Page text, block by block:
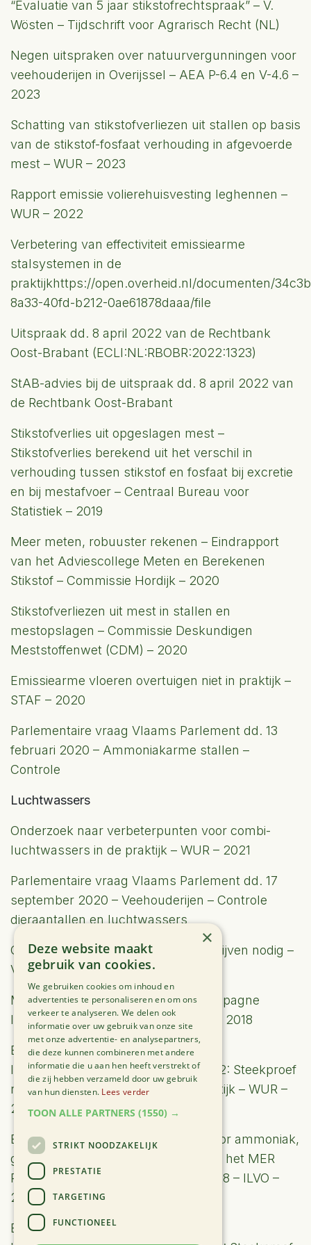
“Evaluatie van 5 jaar stikstofrechtspraak” – V.
Wösten – Tijdschrift voor Agrarisch Recht (NL)
Ne­gen uit­spra­ken over na­tuur­ver­gun­nin­gen voor
vee­hou­de­rij­en in Over­ijs­sel – AEA P-6.4 en V-4.6 –
2023
Schatting van stikstofverliezen uit stallen op basis
van de stikstof-fosfaat verhouding in afgevoerde
mest – WUR – 2023
Rapport emissie volierehuisvesting leghennen –
WUR – 2022
Verbetering van effectiviteit emissiearme
stalsystemen in de
praktijkhttps://open.overheid.nl/documenten/
8a33-40fd-b212-0ae61878daaa/file
Uitspraak dd. 8 april 2022 van de Rechtbank
Oost-Brabant (ECLI:NL:RBOBR:2022:1323)
StAB-advies bij de uitspraak dd. 8 april 2022 van
de Rechtbank Oost-Brabant
Stikstofverlies uit opgeslagen mest –
Stikstofverlies berekend uit het verschil in
verhouding tussen stikstof en fosfaat bij excretie
en bij mestafvoer – Centraal Bureau voor
Statistiek – 2019
Meer meten, robuuster rekenen – Eindrapport
van het Adviescollege Meten en Berekenen
Stikstof – Commissie Hordijk – 2020
Stikstofverliezen uit mest in stallen en
mestopslagen – Commissie Deskundigen
Meststoffenwet (CDM) – 2020
Emissiearme vloeren overtuigen niet in praktijk –
STAF – 2020
Parlementaire vraag Vlaams Parlement dd. 13
februari 2020 – Ammoniakarme stallen –
Controle
Luchtwassers
Onderzoek naar verbeterpunten voor combi-
luchtwassers in de praktijk – WUR – 2021
Parlementaire vraag Vlaams Parlement dd. 17
september 2020 – Veehouderijen – Controle
dieraantallen en luchtwassers
Controles op biologische wassers blijven nodig –
VLM – 2019
Meetploeg – Eindrapport – Meetcampagne
luchtwassers en biobedden – ILVO – 2018
Evaluatie geurverwijdering door
luchtwassystemen bij stallen: Deel 2: Steekproef
rendement luchtwassers in de praktijk – WUR –
2018
Evaluatie van de emissiefactoren voor ammoniak,
geur en fijn stof zoals opgenomen in het MER
Richtlijnenboek Landbouwdieren 2018 – ILVO –
2018
Evaluatie geurverwijdering door
×
Deze website maakt
gebruik van cookies.
We gebruiken cookies om inhoud en
advertenties te personaliseren en om ons
verkeer te analyseren. We delen ook
informatie over uw gebruik van onze site
met onze advertentie- en analysepartners,
die deze kunnen combineren met andere
informatie die u aan hen heeft verstrekt of
die zij hebben verzameld door uw gebruik
van hun diensten. Lees verder
TOON ALLE PARTNERS (1550) →
STRIKT NOODZAKELIJK
PRESTATIE
TARGETING
FUNCTIONEEL